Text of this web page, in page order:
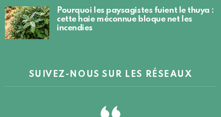
Pourquoi les paysagistes fuient le thuya :
cette haie méconnue bloque net les
incendies
SUIVEZ-NOUS SUR LES RÉSEAUX